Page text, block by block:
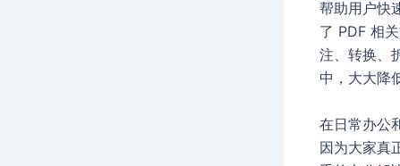
帮助用户快
了 PDF 相
注、转换、
中，大大降
在日常办公
因为大家真